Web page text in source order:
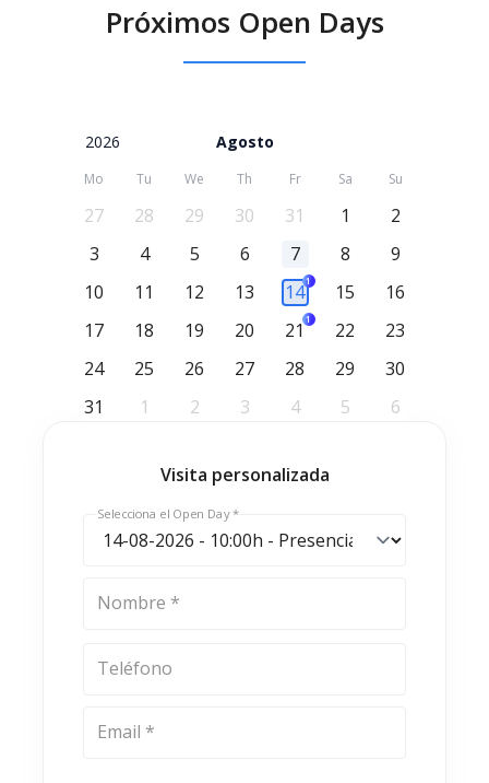
Próximos Open Days
2026 Agosto
Mo Tu We Th Fr Sa Su
27 28 29 30 31 1
2
3
4 5 6 7 8
9
10
11 12 13 141 15
16
17
18 19 20 211 22
23
24
25 26 27 28 29
30
31
1 2 3 4 5 6
Visita personalizada
Selecciona el Open Day *
Nombre *
Teléfono
Email *